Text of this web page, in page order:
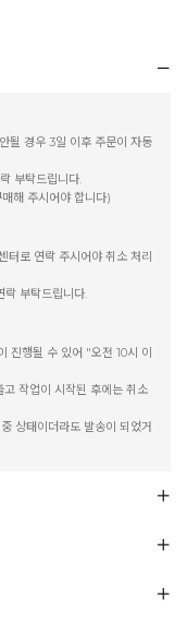
될 경우 3일 이후 주문이 자동
부탁드립니다.
해 주시어야 합니다)
터로 연락 주시어야 취소 처리
부탁드립니다.
진행될 수 있어 "오전 10시 이
작업이 시작된 후에는 취소
상태이더라도 발송이 되었거